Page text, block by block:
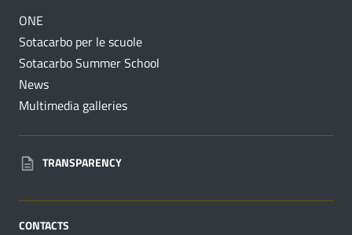
ONE
Sotacarbo per le scuole
Sotacarbo Summer School
News
Multimedia galleries
TRANSPARENCY
CONTACTS